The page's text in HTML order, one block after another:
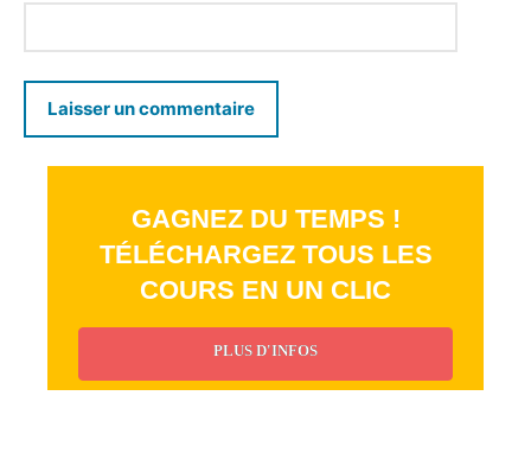
GAGNEZ DU TEMPS !
TÉLÉCHARGEZ TOUS LES
COURS EN UN CLIC
PLUS D'INFOS